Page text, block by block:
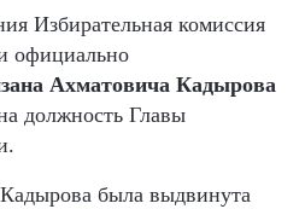
Избирательная комиссия
официально
Ахматовича Кадырова
должность Главы
была выдвинута